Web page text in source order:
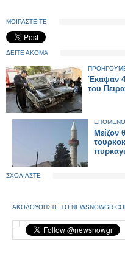
ΜΟΙΡΑΣΤΕΙΤΕ
ΔΕΙΤΕ ΑΚΟΜΑ
Έκαψαν 4
του
Μείζον
ΣΧΟΛΙΑΣΤΕ
ΑΚΟΛΟΥΘΗΣΤΕ ΤΟ